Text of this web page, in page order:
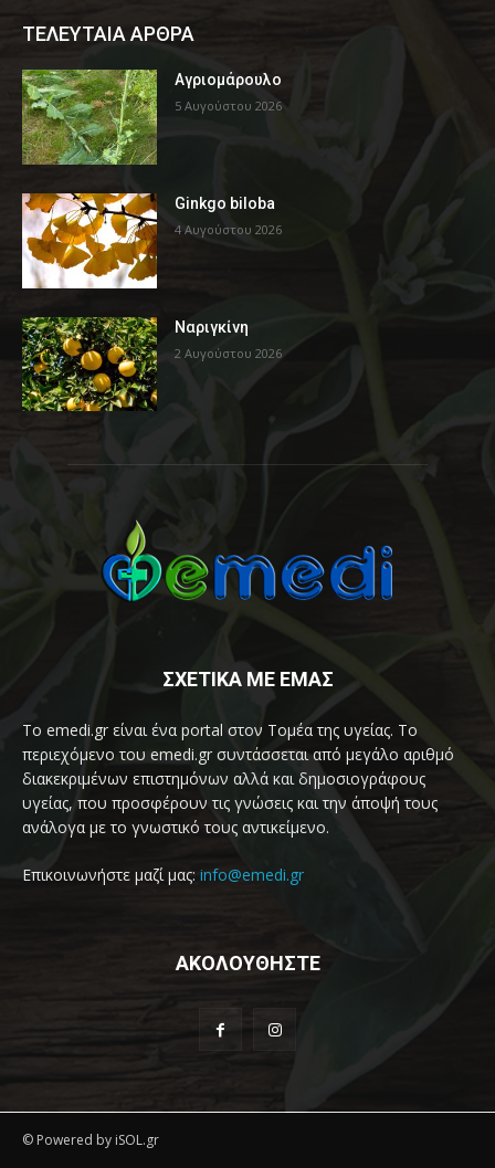
ΤΕΛΕΥΤΑΙΑ ΑΡΘΡΑ
Αγριομάρουλο
5 Αυγούστου 2026
Ginkgo biloba
4 Αυγούστου 2026
Ναριγκίνη
2 Αυγούστου 2026
ΣΧΕΤΙΚΑ ΜΕ ΕΜΑΣ
Το emedi.gr είναι ένα portal στον Τομέα της υγείας. Το
περιεχόμενο του emedi.gr συντάσσεται από μεγάλο αριθμό
διακεκριμένων επιστημόνων αλλά και δημοσιογράφους
υγείας, που προσφέρουν τις γνώσεις και την άποψή τους
ανάλογα με το γνωστικό τους αντικείμενο.
Επικοινωνήστε μαζί μας: info@emedi.gr
ΑΚΟΛΟΥΘΗΣΤΕ
© Powered by iSOL.gr